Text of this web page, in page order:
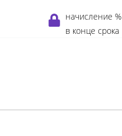
начисление %
в конце срока